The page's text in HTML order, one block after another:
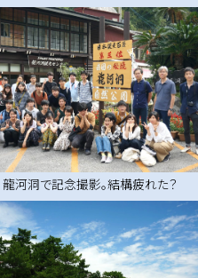
龍河洞で記念撮影。結構疲れた？